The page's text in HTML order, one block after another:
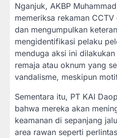
Nganjuk, AKBP
memeriksa rekaman
dan mengumpulkan
mengidentifikasi pelaku
menduga aksi ini
remaja atau oknum yang
vandalisme, meskipun
Sementara itu, PT KAI
bahwa mereka akan
keamanan di sepanjang
area rawan seperti